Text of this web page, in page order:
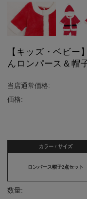
【キッズ・ベビー
んロンパース＆帽
当店通常価格:
価格:
カラー / サイズ
ロンパース帽子2点セット
数量: